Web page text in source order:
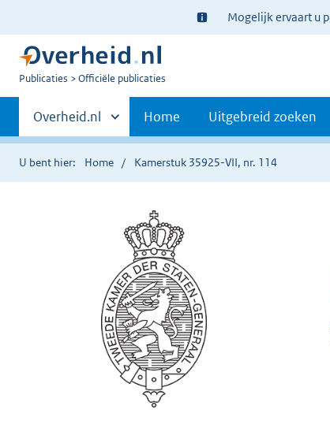
Ter
informatie:
Mogelijk ervaart u
U
Publicaties Officiële publicaties
Primaire
navigatie
Andere
sites
binnen
Overheid.nl Home Uitgebreid zoeken
U bent hier: Home Kamerstuk 35925-VII, nr. 114